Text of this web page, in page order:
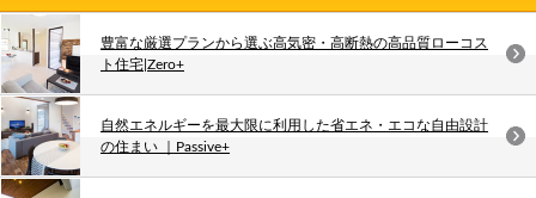
豊富な厳選プランから選ぶ高気密・高断熱の高品質ローコス
ト住宅|Zero+
自然エネルギーを最大限に利用した省エネ・エコな自由設計
の住まい ｜Passive+